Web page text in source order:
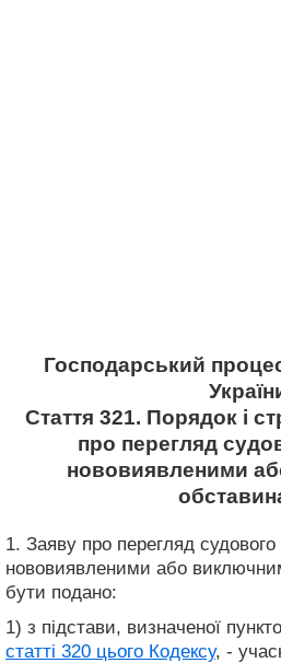
Господарський
Стаття 321. Порядок і
про перегляд
нововиявленими
1. Заяву про перегляд
нововиявленими або
бути подано:
1) з підстави, визначеної
статті 320 цього Кодексу, -